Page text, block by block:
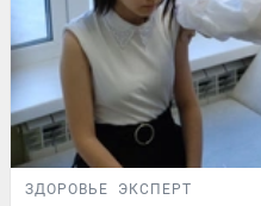
ЗДОРОВЬЕ ЭКСПЕРТ